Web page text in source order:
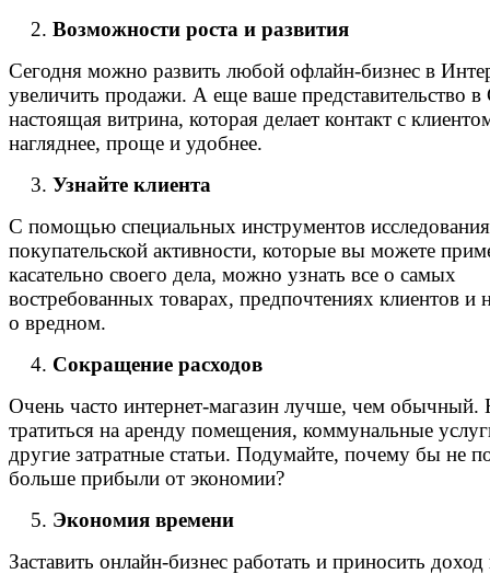
Возможности роста и развития
Сегодня можно развить любой офлайн-бизнес в
увеличить продажи. А еще ваше представительство в
настоящая витрина, которая делает контакт с
нагляднее, проще и удобнее.
Узнайте клиента
С помощью специальных инструментов исследования
покупательской активности, которые вы можете
касательно своего дела, можно узнать все о самых
востребованных товарах, предпочтениях клиентов и
о вредном.
Сокращение расходов
Очень часто интернет-магазин лучше, чем
тратиться на аренду помещения, коммунальные
другие затратные статьи. Подумайте, почему бы не
больше прибыли от экономии?
Экономия времени
Заставить онлайн-бизнес работать и приносить доход